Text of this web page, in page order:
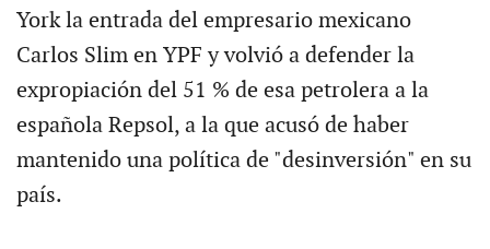
York la entrada del empresario mexicano
Carlos Slim en YPF y volvió a defender la
expropiación del 51 % de esa petrolera a la
española Repsol, a la que acusó de haber
mantenido una política de "desinversión" en su
país.